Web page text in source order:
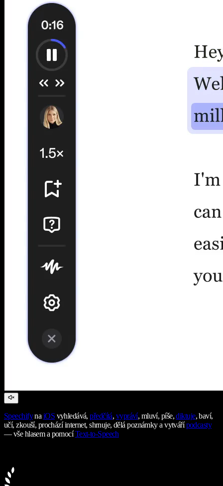
SpeechifynaiOS vyhledává,předčítá, vypráví, mluví, píše,diktuje, baví,
učí, zkouší, prochází internet, shrnuje, dělá poznámky a vytvářípodcasty
— vše hlasem a pomocíText-to-Speech